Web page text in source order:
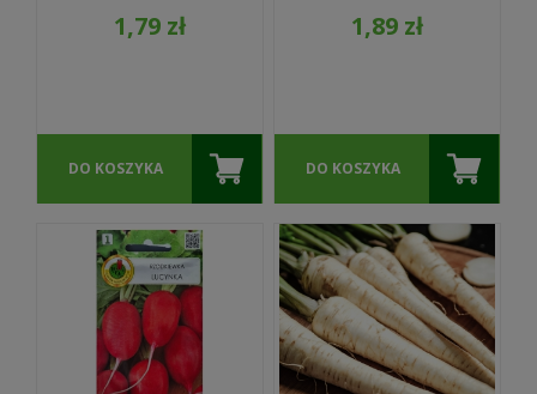
1,79 zł
DO KOSZYKA
PACZKA - Raj
Ogrodnika
1,89 zł
DO KOSZYKA